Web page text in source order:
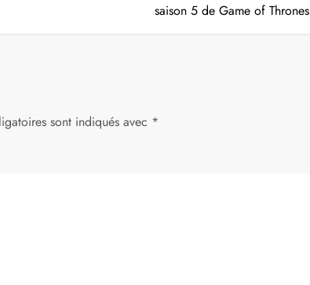
saison 5 de Game of Thrones
sont indiqués avec *